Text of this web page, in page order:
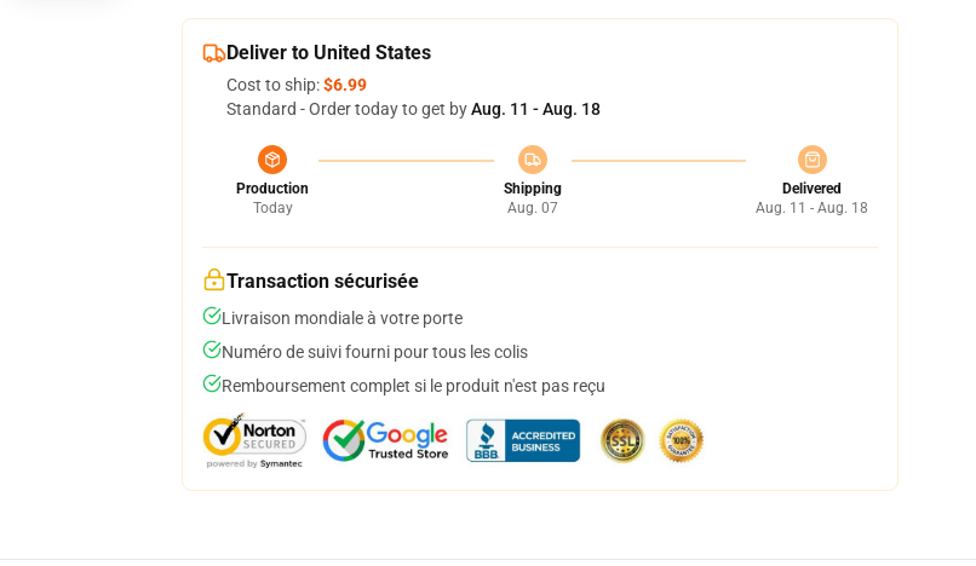
Deliver to United States
Cost to ship:$6.99
Standard - Order today to get byAug. 11 - Aug. 18
Production
Today
Shipping
Aug. 07
Delivered
Aug. 11 - Aug. 18
Transaction sécurisée
Livraison mondiale à votre porte
Numéro de suivi fourni pour tous les colis
Remboursement complet si le produit n'est pas reçu